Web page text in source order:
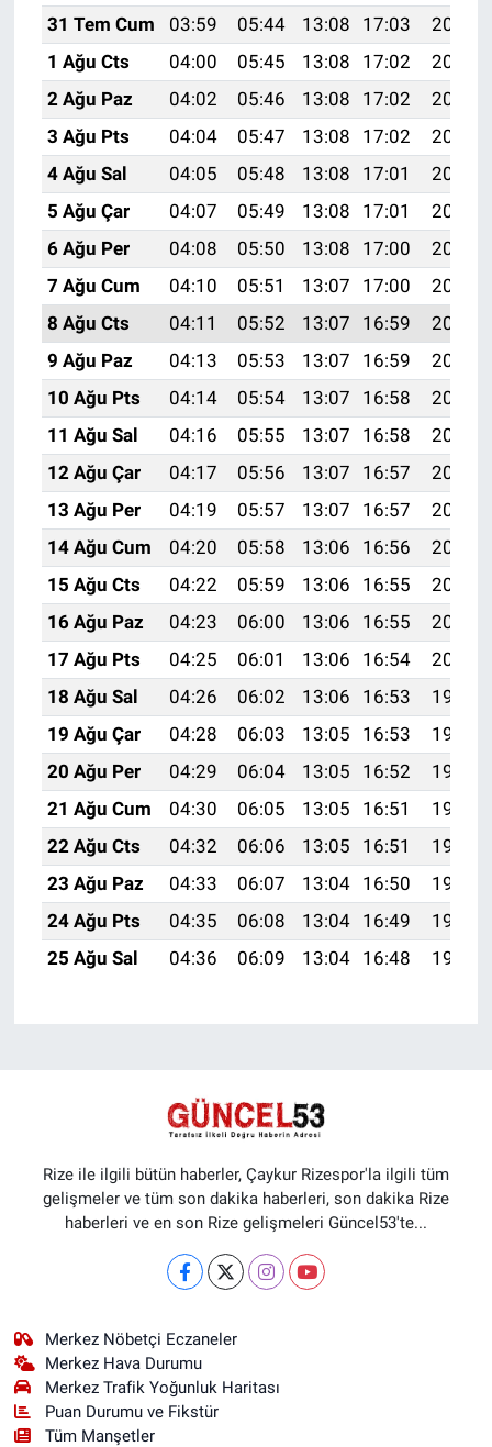
31 Tem Cum
03:59 05:44 13:08 17:03
20:22
1 Ağu Cts
04:00 05:45 13:08 17:02
20:21
2 Ağu Paz
04:02 05:46 13:08 17:02
20:20
3 Ağu Pts
04:04 05:47 13:08 17:02
20:19
4 Ağu Sal
04:05 05:48 13:08 17:01
20:18
5 Ağu Çar
04:07 05:49 13:08 17:01
20:16
6 Ağu Per
04:08 05:50 13:08 17:00
20:15
7 Ağu Cum
04:10 05:51 13:07 17:00
20:14
8 Ağu Cts
04:11 05:52 13:07 16:59
20:13
9 Ağu Paz
04:13 05:53 13:07 16:59
20:11
10 Ağu Pts
04:14 05:54 13:07 16:58
20:10
11 Ağu Sal
04:16 05:55 13:07 16:58
20:09
12 Ağu Çar
04:17 05:56 13:07 16:57
20:08
13 Ağu Per
04:19 05:57 13:07 16:57
20:06
14 Ağu Cum
04:20 05:58 13:06 16:56
20:05
15 Ağu Cts
04:22 05:59 13:06 16:55
20:03
16 Ağu Paz
04:23 06:00 13:06 16:55
20:02
17 Ağu Pts
04:25 06:01 13:06 16:54
20:01
18 Ağu Sal
04:26 06:02 13:06 16:53
19:59
19 Ağu Çar
04:28 06:03 13:05 16:53
19:58
20 Ağu Per
04:29 06:04 13:05 16:52
19:56
21 Ağu Cum
04:30 06:05 13:05 16:51
19:55
22 Ağu Cts
04:32 06:06 13:05 16:51
19:53
23 Ağu Paz
04:33 06:07 13:04 16:50
19:52
24 Ağu Pts
04:35 06:08 13:04 16:49
19:50
25 Ağu Sal
04:36 06:09 13:04 16:48 19:49
Rize ile ilgili bütün haberler, Çaykur Rizespor'la ilgili tüm
gelişmeler ve tüm son dakika haberleri, son dakika Rize
haberleri ve en son Rize gelişmeleri Güncel53'te...
Merkez Nöbetçi Eczaneler
Merkez Hava Durumu
Merkez Trafik Yoğunluk Haritası
Puan Durumu ve Fikstür
Tüm Manşetler